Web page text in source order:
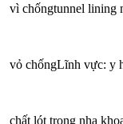
vì chốngtunnel lining
vỏ chốngLĩnh vực: y
chất lót trong nha